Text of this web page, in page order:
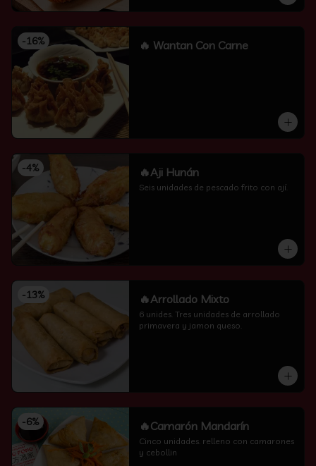
-16% 🔥 Wantan Con Carne
-4% 🔥Aji Hunán
Seis unidades de pescado frito con ají.
-13% 🔥Arrollado Mixto
6 unides. Tres unidades de arrollado
primavera y jamon queso.
-6% 🔥Camarón Mandarín
Cinco unidades. relleno con camarones
y cebollin